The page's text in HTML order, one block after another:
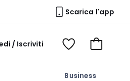
Scarica l'app
Business
/ Iscriviti
Voir
Vai